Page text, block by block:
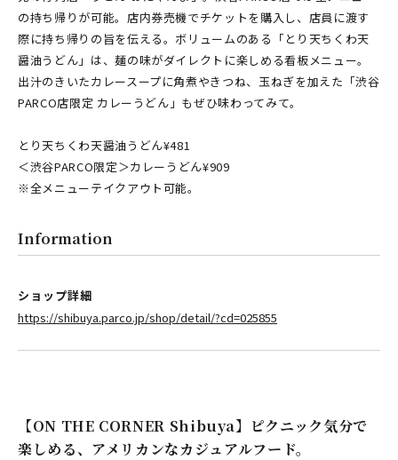
の持ち帰りが可能。店内券売機でチケットを購入し、店員に渡す
際に持ち帰りの旨を伝える。ボリュームのある「とり天ちくわ天
醤油うどん」は、麺の味がダイレクトに楽しめる看板メニュー。
出汁のきいたカレースープに角煮やきつね、玉ねぎを加えた「渋谷
PARCO店限定 カレーうどん」もぜひ味わってみて。
とり天ちくわ天醤油うどん¥481
＜渋谷PARCO限定＞カレーうどん¥909
※全メニューテイクアウト可能。
Information
ショップ詳細
https://shibuya.parco.jp/shop/detail/?cd=025855
【ON THE CORNER Shibuya】ピクニック気分で
楽しめる、アメリカンなカジュアルフード。